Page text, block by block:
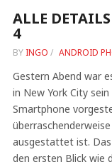
ALLE
4
BY INGO / ANDROID
Gestern Abend war
in New York City
Smartphone
ausgestattet ist. Das
den ersten Blick wie